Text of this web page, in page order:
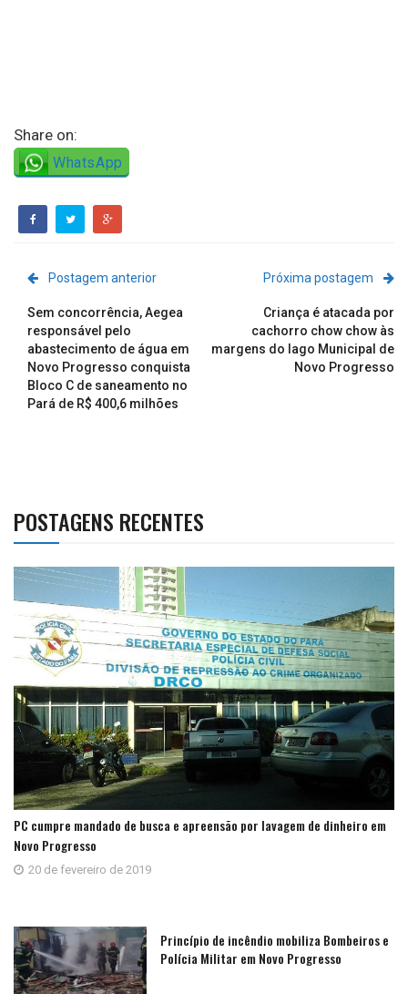
Share on:
WhatsApp
Postagem anterior
Sem concorrência, Aegea
responsável pelo
abastecimento de água em
Novo Progresso conquista
Bloco C de saneamento no
Pará de R$ 400,6 milhões
Próxima postagem
Criança é atacada por
cachorro chow chow às
margens do lago Municipal de
Novo Progresso
POSTAGENS RECENTES
PC cumpre mandado de busca e apreensão por lavagem de dinheiro em
Novo Progresso
20 de fevereiro de 2019
Princípio de incêndio mobiliza Bombeiros e
Polícia Militar em Novo Progresso